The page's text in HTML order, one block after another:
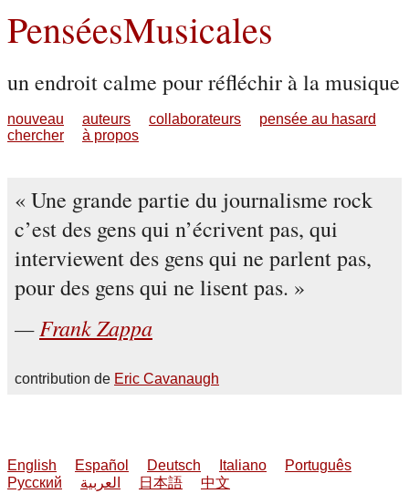
PenséesMusicales
un endroit calme pour réfléchir à la musique
nouveau auteurs collaborateurs
pensée au hasard
chercher
à propos
Une grande partie du journalisme rock
c’est des gens qui n’écrivent pas, qui
interviewent des gens qui ne parlent pas,
pour des gens qui ne lisent pas.
Frank Zappa
contribution de Eric Cavanaugh
English Español Deutsch Italiano
Português
Русский
العربية 日本語 中文